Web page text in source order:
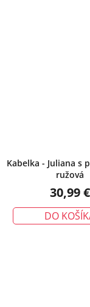
Kabelka - Juliana s
ružová
30,99 €
DO